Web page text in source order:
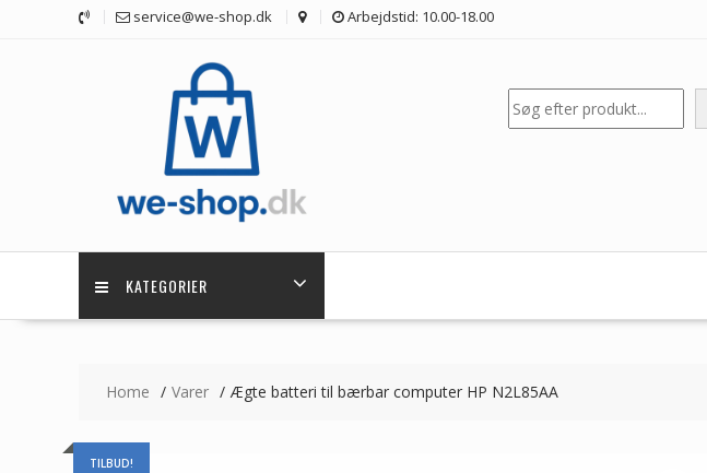
service@we-shop.dk Arbejdstid: 10.00-18.00
Søg
KATEGORIER
Home Varer Ægte batteri til bærbar computer HP N2L85AA
TILBUD!